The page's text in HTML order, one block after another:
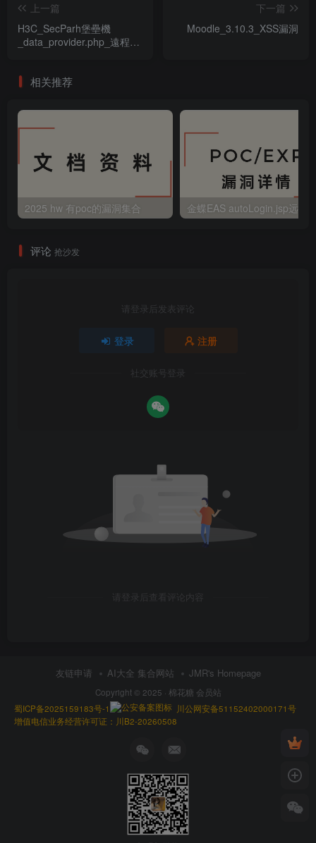
上一篇
H3C_SecParh堡壘機
_data_provider.php_遠程命
下一篇
Moodle_3.10.3_XSS漏洞
相关推荐
2025 hw 有poc的漏洞集合
评论 抢沙发
请登录后发表评论
登录 注册
社交账号登录
请登录后查看评论内容
友链申请 AI大全 集合网站 JMR's Homepage
Copyright © 2025 · 棉花糖 会员站
蜀ICP备2025159183号-1
川公网安备51152402000171号
增值电信业务经营许可证：川B2-20260508